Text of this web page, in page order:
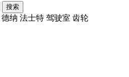
德纳 法士特 驾驶室 齿轮